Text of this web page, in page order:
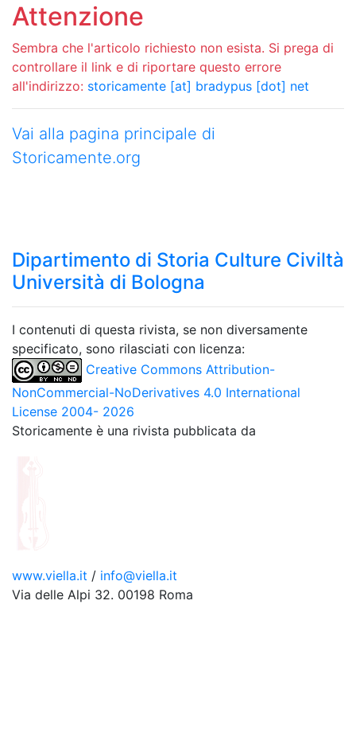
Attenzione
Sembra che l'articolo richiesto non esista. Si prega di
controllare il link e di riportare questo errore
all'indirizzo: storicamente [at] bradypus [dot] net
Vai alla pagina principale di
Storicamente.org
Dipartimento di Storia Culture Civiltà
Università di Bologna
I contenuti di questa rivista, se non diversamente
specificato, sono rilasciati con licenza:
Creative Commons Attribution-
NonCommercial-NoDerivatives 4.0 International
License 2004- 2026
Storicamente è una rivista pubblicata da
www.viella.it / info@viella.it
Via delle Alpi 32. 00198 Roma